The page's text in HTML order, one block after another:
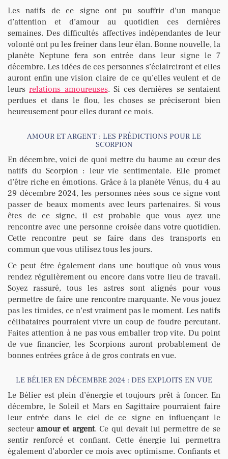
Les natifs de ce signe ont pu souffrir d’un manque
d’attention et d’amour au quotidien ces dernières
semaines. Des difficultés affectives indépendantes de leur
volonté ont pu les freiner dans leur élan. Bonne nouvelle, la
planète Neptune fera son entrée dans leur signe le 7
décembre. Les idées de ces personnes s’éclairciront et elles
auront enfin une vision claire de ce qu’elles veulent et de
leursrelations amoureuses. Si ces dernières se sentaient
perdues et dans le flou, les choses se préciseront bien
heureusement pour elles durant ce mois.
AMOUR ET ARGENT : LES PRÉDICTIONS POUR LE
SCORPION
En décembre, voici de quoi mettre du baume au cœur des
natifs du Scorpion : leur vie sentimentale. Elle promet
d’être riche en émotions. Grâce à la planète Vénus, du 4 au
29 décembre 2024, les personnes nées sous ce signe vont
passer de beaux moments avec leurs partenaires. Si vous
êtes de ce signe, il est probable que vous ayez une
rencontre avec une personne croisée dans votre quotidien.
Cette rencontre peut se faire dans des transports en
commun que vous utilisez tous les jours.
Ce peut être également dans une boutique où vous vous
rendez régulièrement ou encore dans votre lieu de travail.
Soyez rassuré, tous les astres sont alignés pour vous
permettre de faire une rencontre marquante. Ne vous jouez
pas les timides, ce n’est vraiment pas le moment. Les natifs
célibataires pourraient vivre un coup de foudre percutant.
Faites attention à ne pas vous emballer trop vite. Du point
de vue financier, les Scorpions auront probablement de
bonnes entrées grâce à de gros contrats en vue.
LE BÉLIER EN DÉCEMBRE 2024 : DES EXPLOITS EN VUE
Le Bélier est plein d’énergie et toujours prêt à foncer. En
décembre, le Soleil et Mars en Sagittaire pourraient faire
leur entrée dans le ciel de ce signe en influençant le
secteur amour et argent. Ce qui devait lui permettre de se
sentir renforcé et confiant. Cette énergie lui permettra
également d’aborder ce mois avec optimisme. Confiants et